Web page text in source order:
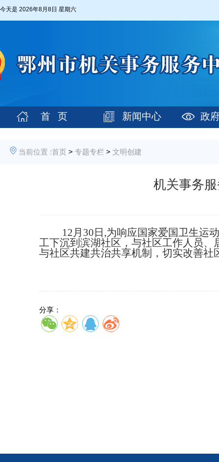
今天是 2026年8月8日 星期六
首 页 新闻中心 政
当前位置 :首页 > 专题专栏 > 文明创建
机关事务
12月30日,为响应国家爱国卫生运
工下沉到滨湖社区，与社区工作人员
与社区共建共治共享机制，切实改善
分享：